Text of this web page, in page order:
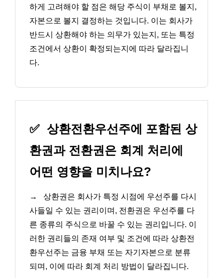
하게 고려해야 할 점은 해당 주식이 부채로 볼지,
자본으로 볼지 결정하는 것입니다. 이는 회사가
반드시 상환해야 하는 의무가 있는지, 또는 특정
조건에서 상환이 확정되는지에 따라 달라집니
다.
✅ 상환전환우선주에 포함된 상
환권과 전환권은 회계 처리에
어떤 영향을 미치나요?
→
상환권은 회사가 특정 시점에 우선주를 다시
사들일 수 있는 권리이며, 전환권은 우선주를 다
른 종류의 주식으로 바꿀 수 있는 권리입니다. 이
러한 권리들의 존재 여부 및 조건에 따라 상환전
환우선주는 금융 부채 또는 자기자본으로 분류
되며, 이에 따라 회계 처리 방법이 달라집니다.